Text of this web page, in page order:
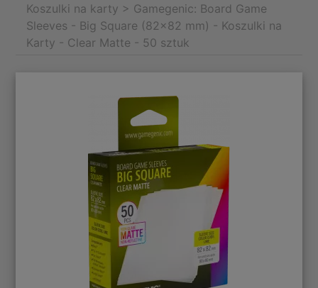
Koszulki na karty > Gamegenic: Board Game
Sleeves - Big Square (82x82 mm) - Koszulki na
Karty - Clear Matte - 50 sztuk